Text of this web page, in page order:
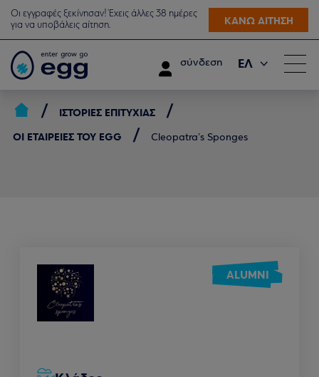
Οι εγγραφές ξεκίνησαν! Έχεις άλλες 38 ημέρες
για να υποβάλεις αίτηση.
ΚΑΝΩ ΑΙΤΗΣΗ
σύνδεση ΕΛ
ΙΣΤΟΡΊΕΣ ΕΠΙΤΥΧΊΑΣ
ΟΙ ΕΤΑΙΡΕΊΕΣ ΤΟΥ EGG
Cleopatra’s Sponges
ALUMNI